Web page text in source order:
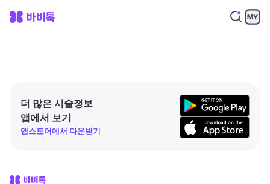
더 많은 시술정보
앱에서 보기
앱스토어에서 다운받기